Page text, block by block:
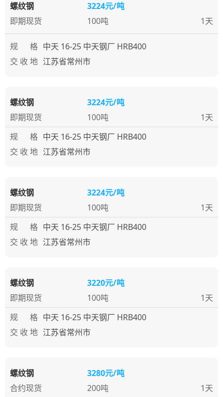
螺纹钢
3224元/吨
即期现货
100吨 1天
规 格 中天 16-25 中天钢厂 HRB400
交 收 地 江苏省常州市
螺纹钢
3224元/吨
即期现货
100吨
1天
规 格 中天 16-25 中天钢厂 HRB400
交 收 地 江苏省常州市
螺纹钢
3224元/吨
即期现货
100吨
1天
规 格 中天 16-25 中天钢厂 HRB400
交 收 地 江苏省常州市
螺纹钢
3220元/吨
即期现货
100吨
1天
规 格 中天 16-25 中天钢厂 HRB400
交 收 地 江苏省常州市
螺纹钢
3280元/吨
合约现货
200吨
1天